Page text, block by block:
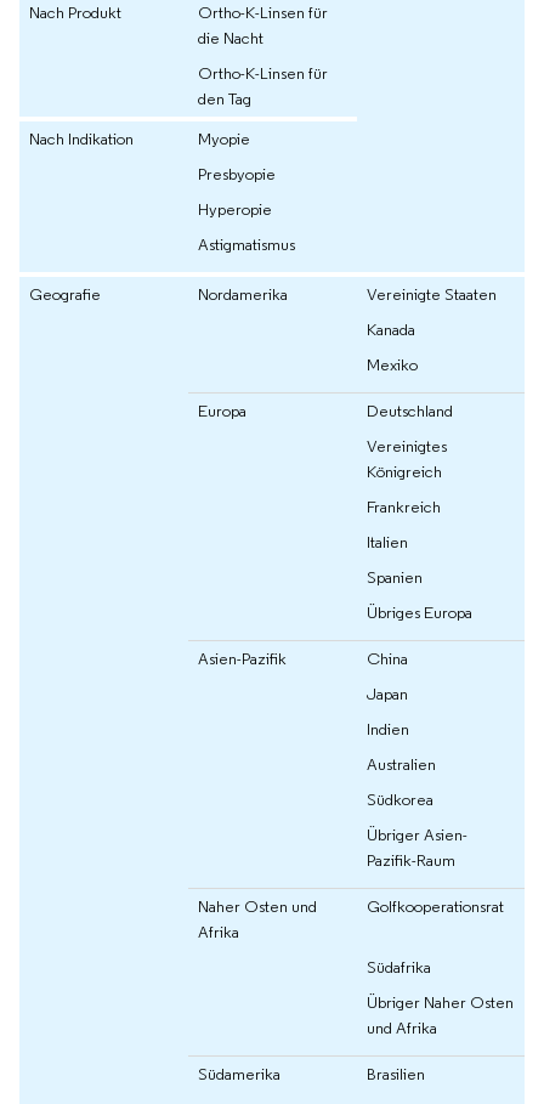
Nach Produkt
Ortho-K-Linsen für
die Nacht
Ortho-K-Linsen für
den Tag
Nach Indikation
Myopie
Presbyopie
Hyperopie
Astigmatismus
Geografie Nordamerika
Vereinigte Staaten
Kanada
Mexiko
Europa
Deutschland
Vereinigtes
Königreich
Frankreich
Italien
Spanien
Übriges Europa
Asien-Pazifik
China
Japan
Indien
Australien
Südkorea
Übriger Asien-
Pazifik-Raum
Naher Osten und
Afrika
Golfkooperationsrat
Südafrika
Übriger Naher Osten
und Afrika
Südamerika
Brasilien